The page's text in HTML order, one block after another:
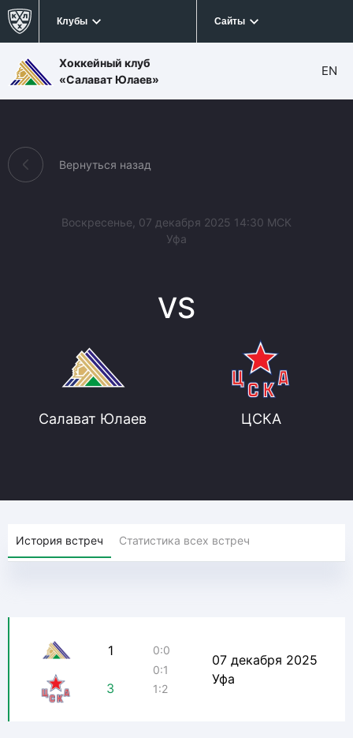
Клубы Сайты
Хоккейный клуб
«Салават Юлаев»
EN
Вернуться назад
Салават Юлаев
Воскресенье, 07 декабря 2025 14:30 МСК
Уфа
VS
ЦСКА
История встреч Статистика всех встреч
1
3
0:0
0:1
1:2
07 декабря 2025
Уфа